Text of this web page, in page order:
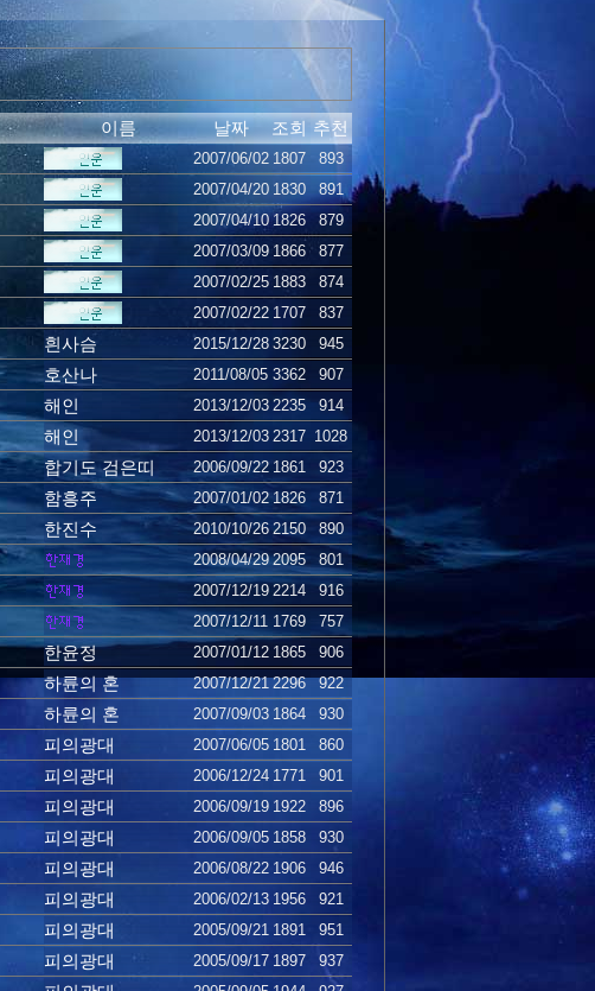
이름 날짜 조회 추천
2007/06/02 1807 893
2007/04/20 1830 891
2007/04/10 1826 879
2007/03/09 1866 877
2007/02/25 1883 874
2007/02/22 1707 837
흰사슴 2015/12/28 3230 945
호산나 2011/08/05 3362 907
해인 2013/12/03 2235 914
해인 2013/12/03 2317 1028
합기도 검은띠 2006/09/22 1861 923
함흥주 2007/01/02 1826 871
한진수 2010/10/26 2150 890
2008/04/29 2095 801
2007/12/19 2214 916
2007/12/11 1769 757
한윤정 2007/01/12 1865 906
하륜의 혼 2007/12/21 2296 922
하륜의 혼 2007/09/03 1864 930
피의광대 2007/06/05 1801 860
피의광대 2006/12/24 1771 901
피의광대 2006/09/19 1922 896
피의광대 2006/09/05 1858 930
피의광대 2006/08/22 1906 946
피의광대 2006/02/13 1956 921
피의광대 2005/09/21 1891 951
피의광대 2005/09/17 1897 937